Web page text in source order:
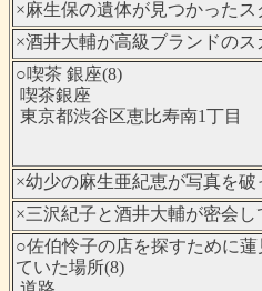
×麻生保の遺体が見つかったス
×酒井大輔が高級ブランドの
○喫茶 銀座(8)
喫茶銀座
東京都渋谷区恵比寿南1丁目
×幼少の麻生亜紀恵が写真を破
×三沢紀子と酒井大輔が密会し
○佐伯怜子の店を探すために
ていた場所(8)